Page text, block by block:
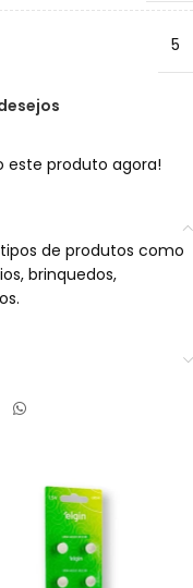
5
este produto agora!
tipos de produtos como
brinquedos,